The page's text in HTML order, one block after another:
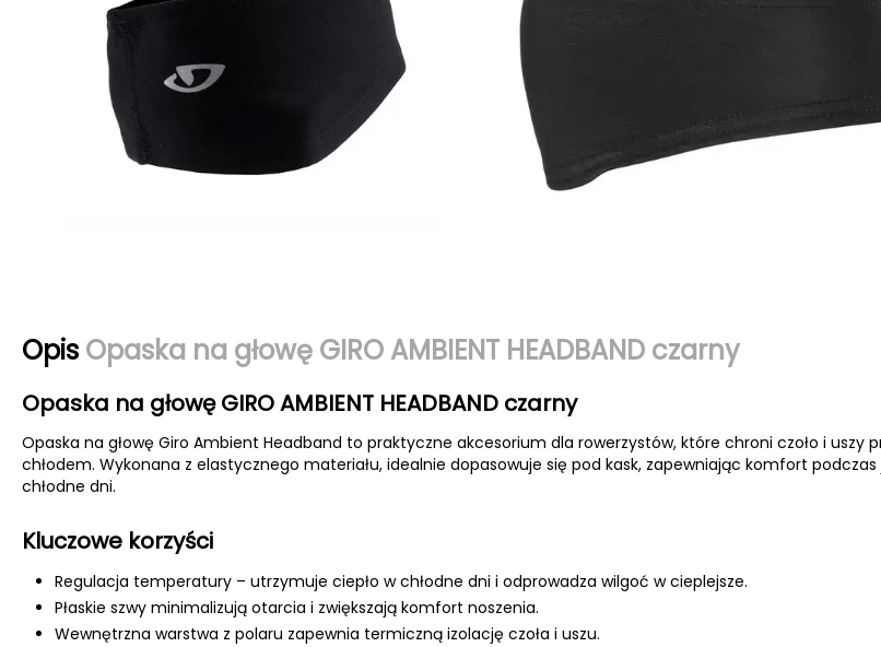
Opis Opaska na głowę GIRO AMBIENT HEADBAND czarny
Opaska na głowę GIRO AMBIENT HEADBAND czarny
Opaska na głowę Giro Ambient Headband to praktyczne akcesorium dla rowerzystów, które chroni czoło i uszy
chłodem. Wykonana z elastycznego materiału, idealnie dopasowuje się pod kask, zapewniając komfort podczas
chłodne dni.
Kluczowe korzyści
Regulacja temperatury – utrzymuje ciepło w chłodne dni i odprowadza wilgoć w cieplejsze.
Płaskie szwy minimalizują otarcia i zwiększają komfort noszenia.
Wewnętrzna warstwa z polaru zapewnia termiczną izolację czoła i uszu.